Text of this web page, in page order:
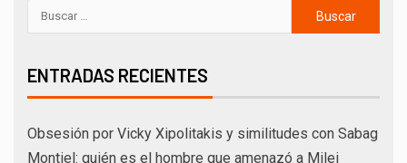
ENTRADAS RECIENTES
Obsesión por Vicky Xipolitakis y similitudes con Sabag
Montiel: quién es el hombre que amenazó a Milei